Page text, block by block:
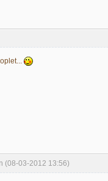
(08-03-2012 13:56)